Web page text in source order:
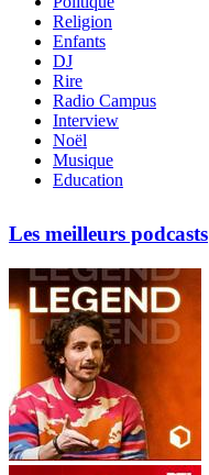
Religion
Enfants
DJ
Rire
Radio Campus
Interview
Noël
Musique
Education
Les meilleurs podcasts